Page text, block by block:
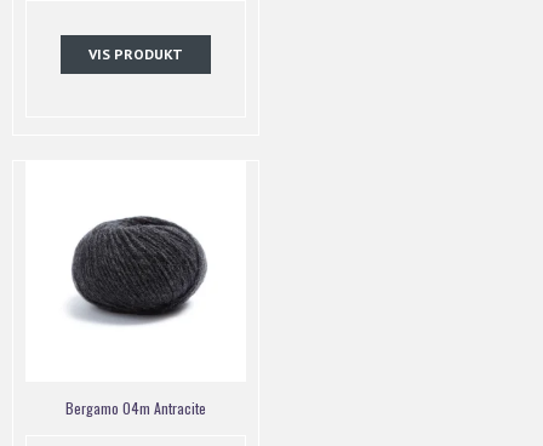
VIS PRODUKT
Bergamo 04m Antracite